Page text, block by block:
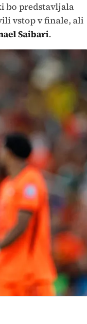
bo predstavljala
vstop v finale, ali
Saibari.